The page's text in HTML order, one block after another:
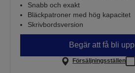
Snabb och exakt
Bläckpatroner med hög kapacitet
Skrivbordsversion
Begär att få bli
Försäljningsställen